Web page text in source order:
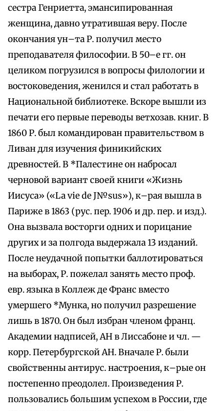
сестра Генриетта, эмансипированная
женщина, давно утратившая веру. После
окончания ун–та Р. получил место
преподавателя философии. В 50–е гг. он
целиком погрузился в вопросы филологии и
востоковедения, женился и стал работать в
Национальной библиотеке. Вскоре вышли из
печати его первые переводы ветхозав. книг. В
1860 Р. был командирован правительством в
Ливан для изучения финикийских
древностей. В *Палестине он набросал
черновой вариант своей книги «Жизнь
Иисуса» («La vie de J№sus»), к–рая вышла в
Париже в 1863 (pyc. пep. 1906 и др. пер. и изд.).
Она вызвала восторги одних и порицание
других и за полгода выдержала 13 изданий.
После неудачной попытки баллотироваться
на выборах, Р. пожелал занять место проф.
евр. языка в Коллеж де Франс вместо
умершего *Мунка, но получил разрешение
лишь в 1870. Он был избран членом франц.
Академии надписей, АН в Лиссабоне и чл. —
корр. Петербургской АН. Вначале Р. были
свойственны антирус. настроения, к–рые он
постепенно преодолел. Произведения Р.
пользовались большим успехом в России, где